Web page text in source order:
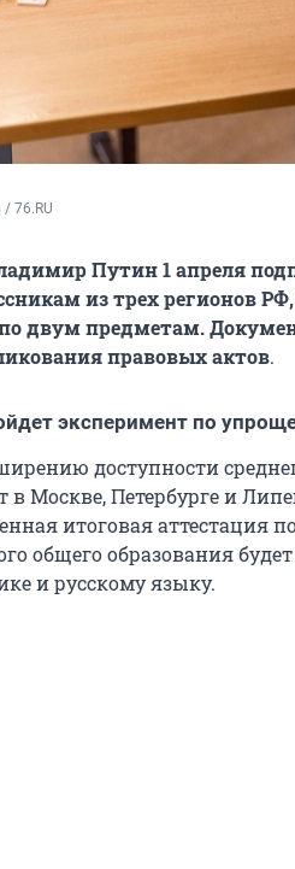
76.RU
Путин 1 апреля
из трех регионов
двум предметам.
правовых актов.
эксперимент по
доступности
в Москве, Петербурге и
итоговая аттестация
общего образования
и русскому языку.